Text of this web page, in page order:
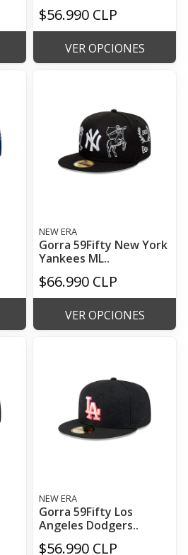
$56.990 CLP
VER OPCIONES
NEW ERA
Gorra 59Fifty New York
Yankees ML..
$66.990 CLP
VER OPCIONES
NEW ERA
Gorra 59Fifty Los
Angeles Dodgers..
$56.990 CLP